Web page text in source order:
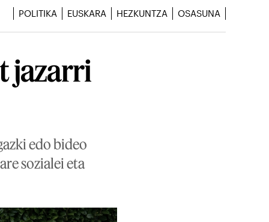
POLITIKA EUSKARA HEZKUNTZA OSASUNA
jazarri
edo bideo
sozialei eta